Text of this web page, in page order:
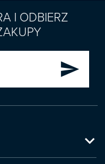
I ODBIERZ
send
